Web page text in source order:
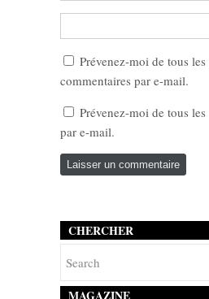
Prévenez-moi de tous
commentaires par e-mail.
Prévenez-moi de tous
par e-mail.
CHERCHER
MAGAZINE